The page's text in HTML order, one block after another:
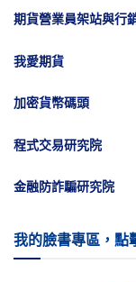
期貨營業員架站與行
我愛期貨
加密貨幣碼頭
程式交易研究院
金融防詐騙研究院
我的臉書專區，點